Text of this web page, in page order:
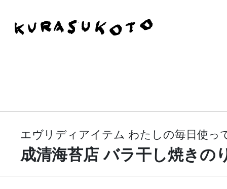
エヴリディアイテム わたしの毎日使っ
成清海苔店 バラ干し焼きの